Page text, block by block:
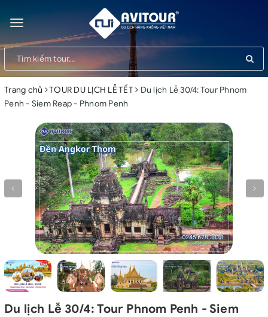
Toggle
navigation
Trang chủ TOUR DU LỊCH LỄ TẾT
Du lịch Lễ 30/4: Tour Phnom
Penh - Siem Reap - Phnom Penh
Du lịch Lễ 30/4: Tour Phnom Penh - Siem